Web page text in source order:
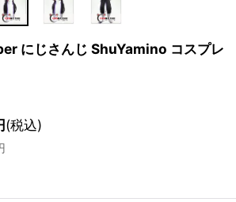
にじさんじ ShuYamino コスプレ
(税込)